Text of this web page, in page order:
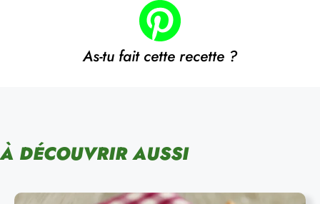
As-tu fait cette recette ?
À DÉCOUVRIR AUSSI